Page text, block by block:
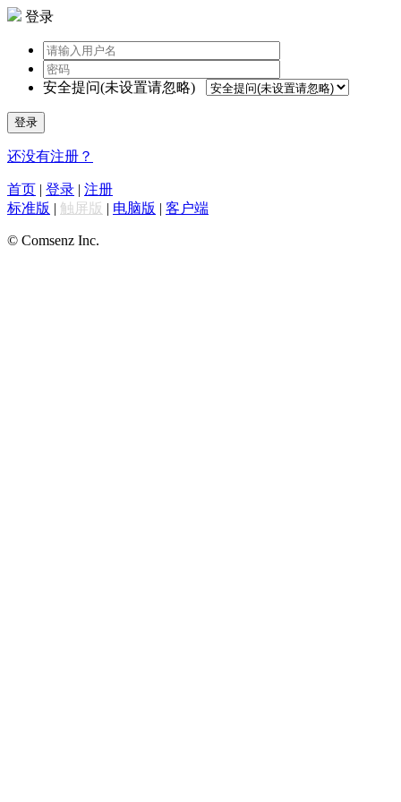
登录
安全提问(未设置请忽略)
登录
还没有注册？
首页 | 登录 | 注册
标准版 | 触屏版 | 电脑版 | 客户端
© Comsenz Inc.